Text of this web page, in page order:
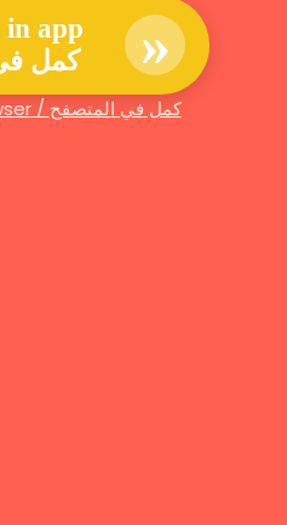
in app
كمل
»
Continue in browser / كمل في المتصفح